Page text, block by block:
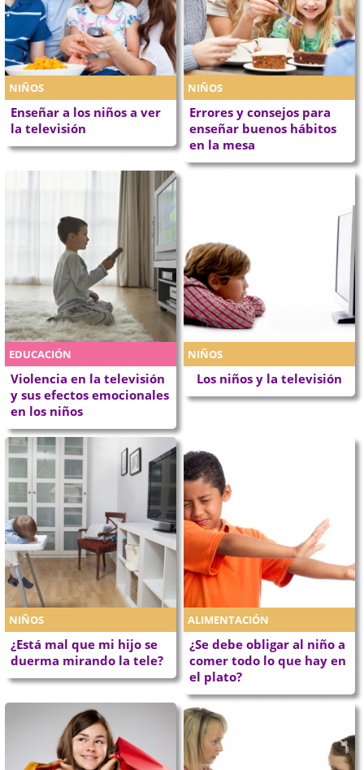
NIÑOS
Enseñar a los niños a ver
la televisión
NIÑOS
Errores y consejos para
enseñar buenos hábitos
en la mesa
EDUCACIÓN
Violencia en la televisión
y sus efectos emocionales
en los niños
NIÑOS
Los niños y la televisión
NIÑOS
¿Está mal que mi hijo se
duerma mirando la tele?
ALIMENTACIÓN
¿Se debe obligar al niño a
comer todo lo que hay en
el plato?